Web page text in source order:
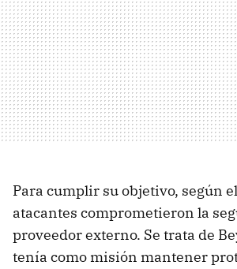
Para cumplir su objetivo, según
atacantes comprometieron la
proveedor externo. Se trata de
tenía como misión mantener